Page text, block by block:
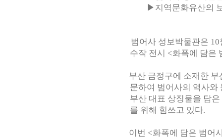
▶ 지역문화유산의
범어사 성보박물관은 10
수작 전시 <화폭에 담은
부산 금정구에 소재한 부
문하여 범어사의 역사와
부산 대표 상징물을 담
를 위해 힘쓰고 있다.
이번 <화폭에 담은 범어